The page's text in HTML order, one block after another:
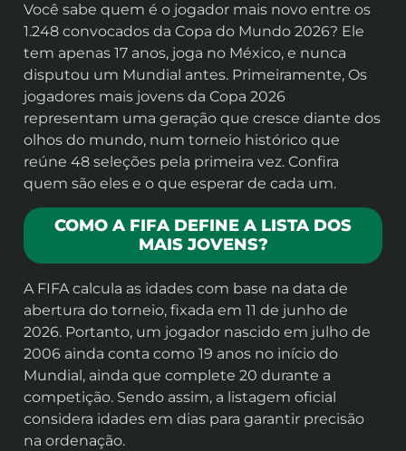
Você sabe quem é o jogador mais novo entre os
1.248 convocados da Copa do Mundo 2026? Ele
tem apenas 17 anos, joga no México, e nunca
disputou um Mundial antes. Primeiramente, Os
jogadores mais jovens da Copa 2026
representam uma geração que cresce diante dos
olhos do mundo, num torneio histórico que
reúne 48 seleções pela primeira vez. Confira
quem são eles e o que esperar de cada um.
COMO A FIFA DEFINE A LISTA DOS
MAIS JOVENS?
A FIFA calcula as idades com base na data de
abertura do torneio, fixada em 11 de junho de
2026. Portanto, um jogador nascido em julho de
2006 ainda conta como 19 anos no início do
Mundial, ainda que complete 20 durante a
competição. Sendo assim, a listagem oficial
considera idades em dias para garantir precisão
na ordenação.